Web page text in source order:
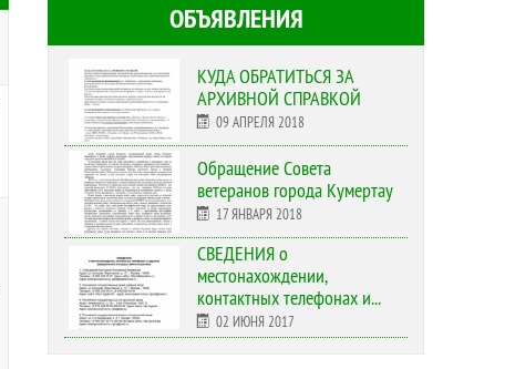
ОБЪЯВЛЕНИЯ
КУДА ОБРАТИТЬСЯ ЗА
АРХИВНОЙ СПРАВКОЙ
09 АПРЕЛЯ 2018
Обращение Совета
ветеранов города Кумертау
17 ЯНВАРЯ 2018
СВЕДЕНИЯ о
местонахождении,
контактных телефонах и...
02 ИЮНЯ 2017